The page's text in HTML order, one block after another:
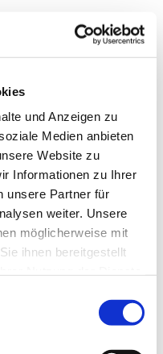
und Anzeigen zu
Medien anbieten
Website zu
Informationen zu Ihrer
unsere Partner für
weiter. Unsere
möglicherweise mit
ihnen bereitgestellt
auch